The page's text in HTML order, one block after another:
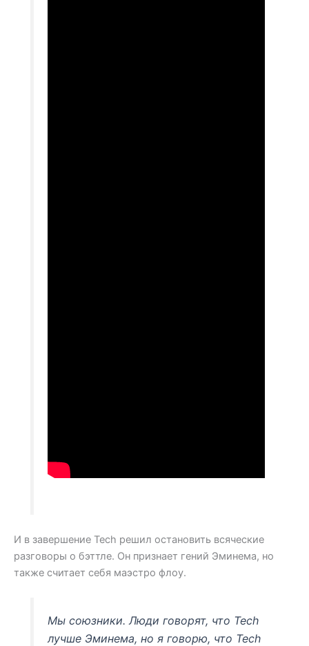
И в завершение Tech решил остановить всяческие
разговоры о бэттле. Он признает гений Эминема, но
также считает себя маэстро флоу.
Мы союзники. Люди говорят, что Tech
лучше Эминема, но я говорю, что Tech